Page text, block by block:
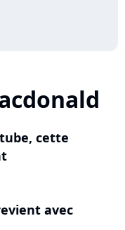
cette
avec